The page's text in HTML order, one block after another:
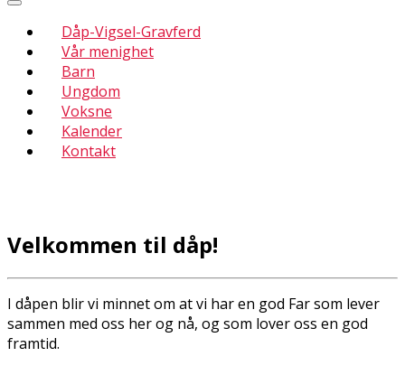
Dåp-Vigsel-Gravferd
Vår menighet
Barn
Ungdom
Voksne
Kalender
Kontakt
Velkommen til dåp!
I dåpen blir vi minnet om at vi har en god Far som lever
sammen med oss her og nå, og som lover oss en god
framtid.